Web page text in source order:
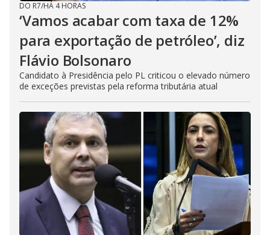
DO R7/HÁ 4 HORAS
‘Vamos acabar com taxa de 12%
para exportação de petróleo’, diz
Flávio Bolsonaro
Candidato à Presidência pelo PL criticou o elevado número
de exceções previstas pela reforma tributária atual